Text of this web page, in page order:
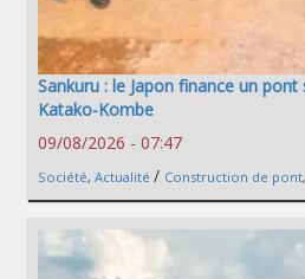
Sankuru : le Japon finance un
Katako-Kombe
09/08/2026 - 07:47
Société, Actualité / Construction de pont,